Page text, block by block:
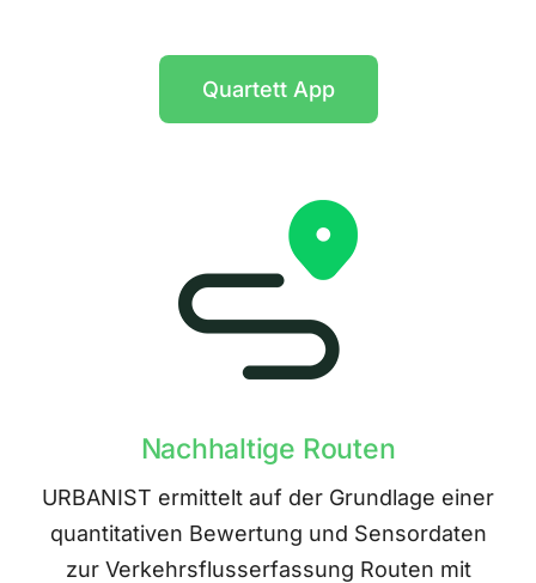
Quartett App
Nachhaltige Routen
URBANIST ermittelt auf der Grundlage einer
quantitativen Bewertung und Sensordaten
zur Verkehrsflusserfassung Routen mit